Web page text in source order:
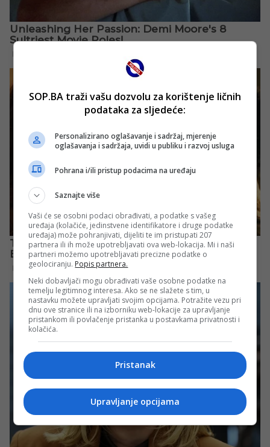
SOP.BA traži vašu dozvolu za korištenje ličnih
podataka za sljedeće:
Personalizirano oglašavanje i sadržaj, mjerenje
oglašavanja i sadržaja, uvidi u publiku i razvoj usluga
Pohrana i/ili pristup podacima na uređaju
Saznajte više
Vaši će se osobni podaci obrađivati, a podatke s vašeg
uređaja (kolačiće, jedinstvene identifikatore i druge podatke
uređaja) može pohranjivati, dijeliti te im pristupati 207
partnera ili ih može upotrebljavati ova web-lokacija. Mi i naši
partneri možemo upotrebljavati precizne podatke o
geolociranju. Popis partnera.
Neki dobavljači mogu obrađivati vaše osobne podatke na
temelju legitimnog interesa. Ako se ne slažete s tim, u
nastavku možete upravljati svojim opcijama. Potražite vezu pri
dnu ove stranice ili na izborniku web-lokacije za upravljanje
pristankom ili povlačenje pristanka u postavkama privatnosti i
kolačića.
Pristanak
Upravljanje opcijama